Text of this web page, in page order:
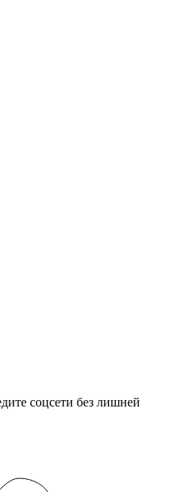
соцсети без лишней